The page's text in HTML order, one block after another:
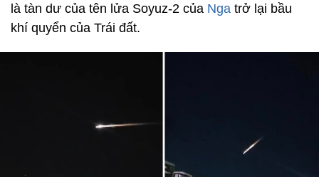
là tàn dư của tên lửa Soyuz-2 của Nga trở lại bầu
khí quyển của Trái đất.